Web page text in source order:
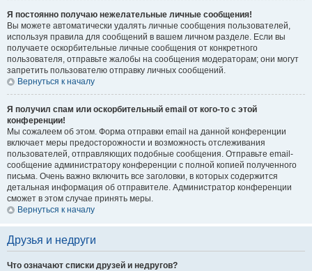
Я постоянно получаю нежелательные личные сообщения!
Вы можете автоматически удалять личные сообщения пользователей,
используя правила для сообщений в вашем личном разделе. Если вы
получаете оскорбительные личные сообщения от конкретного
пользователя, отправьте жалобы на сообщения модераторам; они могут
запретить пользователю отправку личных сообщений.
Вернуться к началу
Я получил спам или оскорбительный email от кого-то с этой
конференции!
Мы сожалеем об этом. Форма отправки email на данной конференции
включает меры предосторожности и возможность отслеживания
пользователей, отправляющих подобные сообщения. Отправьте email-
сообщение администратору конференции с полной копией полученного
письма. Очень важно включить все заголовки, в которых содержится
детальная информация об отправителе. Администратор конференции
сможет в этом случае принять меры.
Вернуться к началу
Друзья и недруги
Что означают списки друзей и недругов?